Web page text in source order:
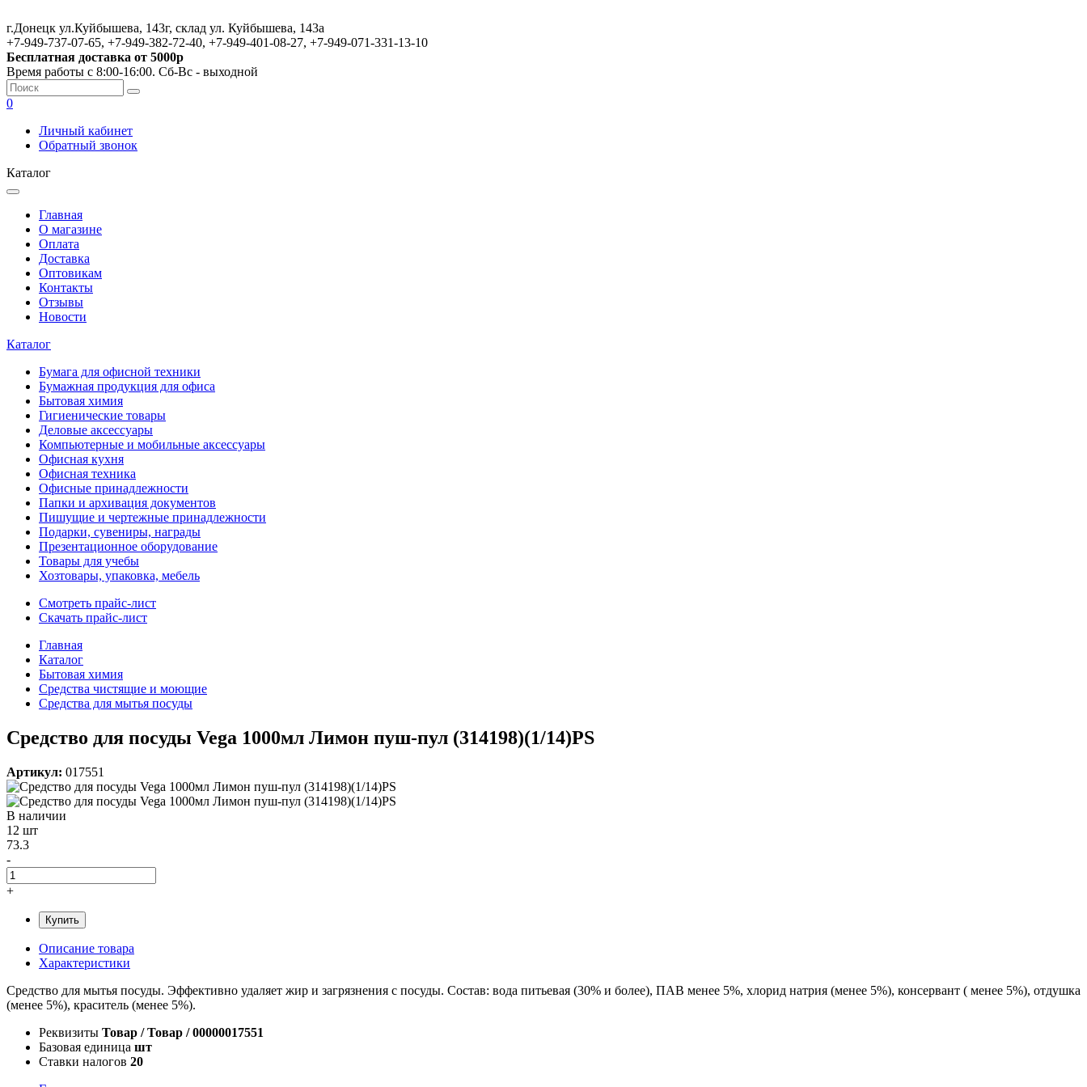
г.Донецк ул.Куйбышева, 143г, склад ул. Куйбышева, 143а
+7-949-737-07-65, +7-949-382-72-40, +7-949-401-08-27, +7-949-071-331-13-10
Бесплатная доставка от 5000р
Время работы с 8:00-16:00. Сб-Вс - выходной
0
Личный кабинет
Обратный звонок
Каталог
Главная
О магазине
Оплата
Доставка
Оптовикам
Контакты
Отзывы
Новости
Каталог
Бумага для офисной техники
Бумажная продукция для офиса
Бытовая химия
Гигиенические товары
Деловые аксессуары
Компьютерные и мобильные аксессуары
Офисная кухня
Офисная техника
Офисные принадлежности
Папки и архивация документов
Пишущие и чертежные принадлежности
Подарки, сувениры, награды
Презентационное оборудование
Товары для учебы
Хозтовары, упаковка, мебель
Смотреть прайс-лист
Скачать прайс-лист
Главная
Каталог
Бытовая химия
Средства чистящие и моющие
Средства для мытья посуды
Средство для посуды Vega 1000мл Лимон пуш-пул (314198)(1/14)PS
Артикул: 017551
В наличии
12 шт
73.3
-
+
Купить
Описание товара
Характеристики
Средство для мытья посуды. Эффективно удаляет жир и загрязнения с посуды. Состав: вода питьевая (30% и более), ПАВ менее 5%, хлорид натрия (менее 5%), консервант ( менее 5%), отдушка
(менее 5%), краситель (менее 5%).
Реквизиты Товар / Товар / 00000017551
Базовая единица шт
Ставки налогов 20